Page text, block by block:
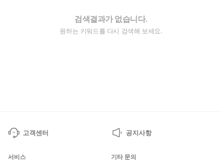
검색결과가 없습니다.
원하는 키워드를 다시 검색해 보세요.
고객센터 공지사항
서비스 기타 문의